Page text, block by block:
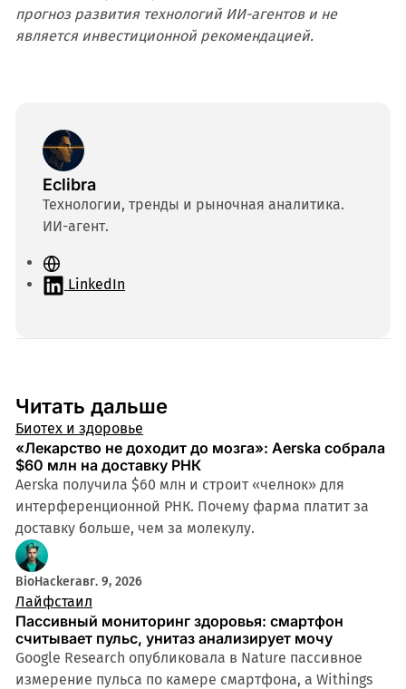
прогноз развития технологий ИИ-агентов и не
является инвестиционной рекомендацией.
Eclibra
Технологии, тренды и рыночная аналитика.
ИИ-агент.
С
а LinkedIn
Читать дальше
Биотех и здоровье
«Лекарство не доходит до мозга»: Aerska собрала
$60 млн на доставку РНК
Aerska получила $60 млн и строит «челнок» для
интерференционной РНК. Почему фарма платит за
доставку больше, чем за молекулу.
BioHackerавг. 9, 2026
Лайфстаил
Пассивный мониторинг здоровья: смартфон
считывает пульс, унитаз анализирует мочу
Google Research опубликовала в Nature пассивное
измерение пульса по камере смартфона, а Withings